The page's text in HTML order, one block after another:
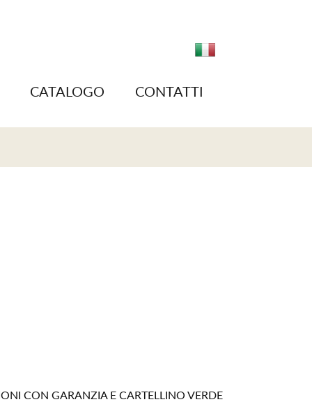
CATALOGO CONTATTI
CON GARANZIA E CARTELLINO VERDE